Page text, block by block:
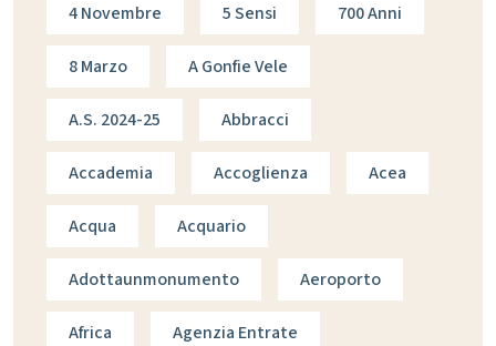
4 Novembre 5 Sensi 700 Anni
8 Marzo A Gonfie Vele
A.s. 2024-25 Abbracci
Accademia Accoglienza Acea
Acqua Acquario
Adottaunmonumento Aeroporto
Africa Agenzia Entrate